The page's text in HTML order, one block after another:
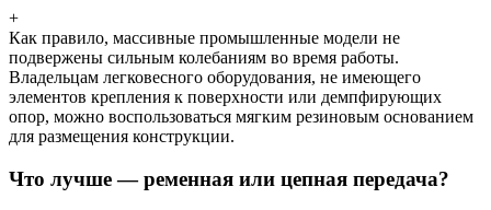
+
Как правило, массивные промышленные модели не
подвержены сильным колебаниям во время работы.
Владельцам легковесного оборудования, не имеющего
элементов крепления к поверхности или демпфирующих
опор, можно воспользоваться мягким резиновым основанием
для размещения конструкции.
Что лучше — ременная или цепная передача?